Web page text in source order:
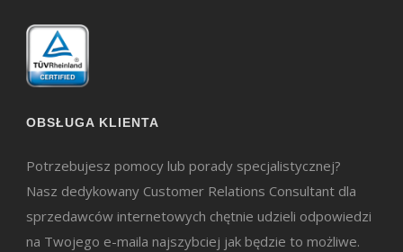
OBSŁUGA KLIENTA
Potrzebujesz pomocy lub porady specjalistycznej?
Nasz dedykowany Customer Relations Consultant dla
sprzedawców internetowych chętnie udzieli odpowiedzi
na Twojego e-maila najszybciej jak będzie to możliwe.